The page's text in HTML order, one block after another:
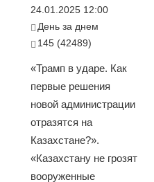
24.01.2025 12:00
День за днем
145 (42489)
«Трамп в ударе. Как
первые решения
новой администрации
отразятся на
Казахстане?».
«Казахстану не грозят
вооруженные